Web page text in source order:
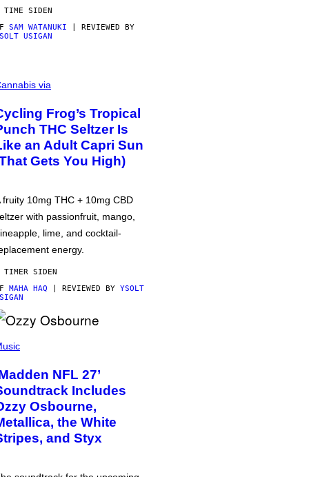
TIME SIDEN
SAM WATANUKI | REVIEWED BY
USIGAN
via
Frog’s Tropical
THC Seltzer Is
an Adult Capri Sun
Gets You High)
fruity 10mg THC + 10mg CBD
with passionfruit, mango,
lime, and cocktail-
energy.
TIMER SIDEN
MAHA HAQ | REVIEWED BY YSOLT
NFL 27’
Includes
Osbourne,
the White
and Styx